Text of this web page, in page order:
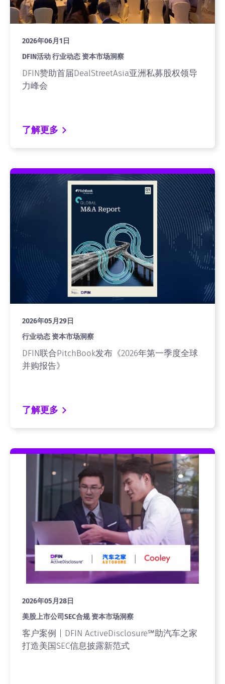
2026年06月1日
DFIN活动 行业动态 资本市场洞察
DFIN赞助首届DealStreetAsia亚洲私募股权领导
力峰会
了解更多
2026年05月29日
行业动态 资本市场洞察
DFIN联合PitchBook发布《2026年第一季度全球
并购报告》
了解更多
2026年05月28日
美股上市公司SEC合规 资本市场洞察
客户案例 | DFIN ActiveDisclosure℠助汽车之家
打造美国SEC信息披露新范式